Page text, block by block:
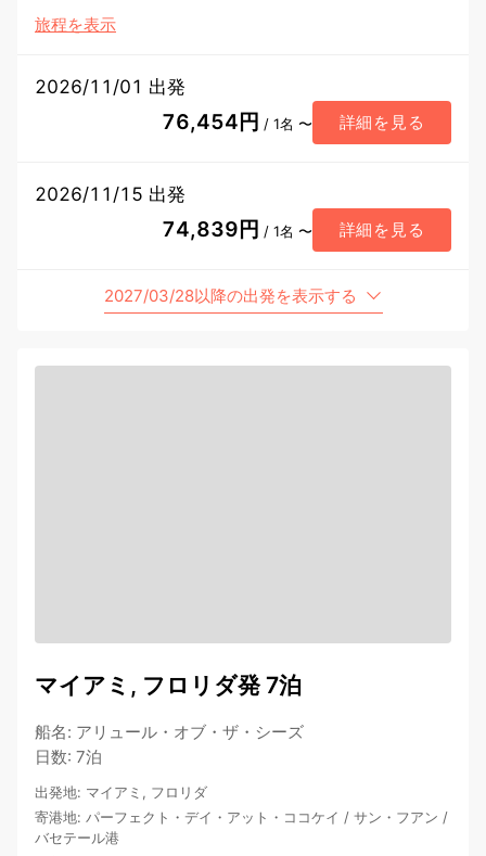
旅程を表示
2026/11/01 出発
76,454円 / 1名 〜 詳細を見る
2026/11/15 出発
74,839円 / 1名 〜 詳細を見る
2027/03/28以降の出発を表示する
マイアミ, フロリダ発 7泊
船名: アリュール・オブ・ザ・シーズ
日数: 7泊
出発地: マイアミ, フロリダ
寄港地: パーフェクト・デイ・アット・ココケイ / サン・フアン /
バセテール港